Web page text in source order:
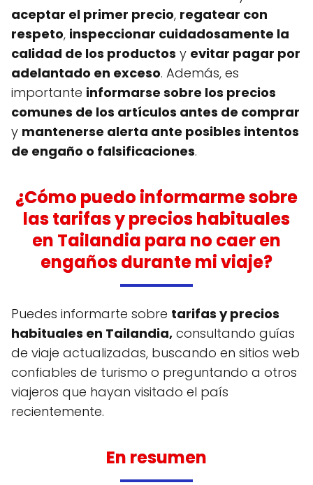
aceptar el primer precio, regatear con
respeto, inspeccionar cuidadosamente la
calidad de los productos y evitar pagar por
adelantado en exceso. Además, es
importante informarse sobre los precios
comunes de los artículos antes de comprar
y mantenerse alerta ante posibles intentos
de engaño o falsificaciones.
¿Cómo puedo informarme sobre
las tarifas y precios habituales
en Tailandia para no caer en
engaños durante mi viaje?
Puedes informarte sobre tarifas y precios
habituales en Tailandia, consultando guías
de viaje actualizadas, buscando en sitios web
confiables de turismo o preguntando a otros
viajeros que hayan visitado el país
recientemente.
En resumen